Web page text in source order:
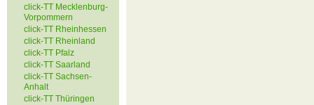
click-TT Mecklenburg-
Vorpommern
click-TT Rheinhessen
click-TT Rheinland
click-TT Pfalz
click-TT Saarland
click-TT Sachsen-
Anhalt
click-TT Thüringen